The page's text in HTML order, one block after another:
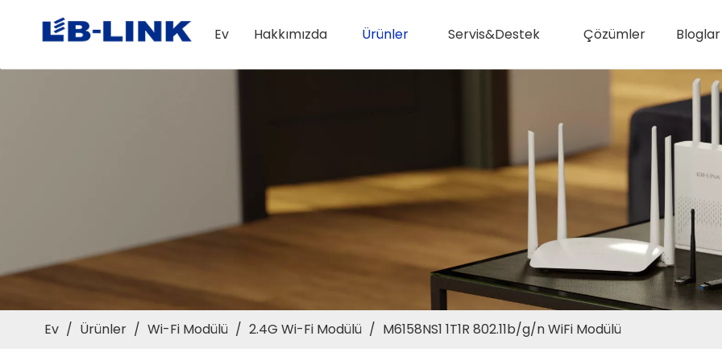
Ev Hakkımızda Ürünler Servis&Destek Çözümler Bloglar
Ev / Ürünler / Wi-Fi Modülü / 2.4G Wi-Fi Modülü / M6158NS1 1T1R 802.11b/g/n WiFi Modülü